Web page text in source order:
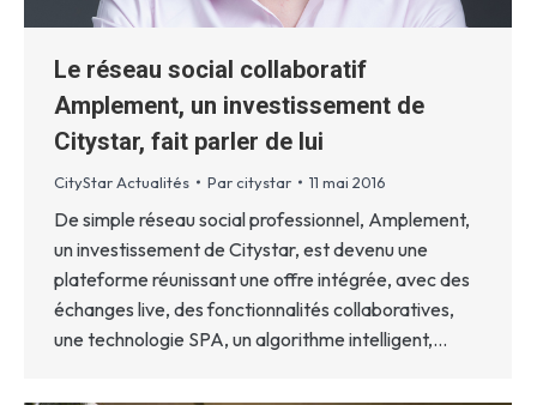
Le réseau social collaboratif
Amplement, un investissement de
Citystar, fait parler de lui
CityStar Actualités Par citystar 11 mai 2016
De simple réseau social professionnel, Amplement,
un investissement de Citystar, est devenu une
plateforme réunissant une offre intégrée, avec des
échanges live, des fonctionnalités collaboratives,
une technologie SPA, un algorithme intelligent,…